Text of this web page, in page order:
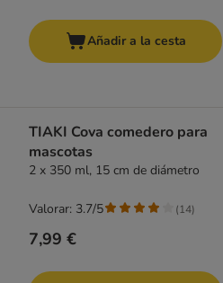
Añadir a la cesta
TIAKI Cova comedero para
mascotas
2 x 350 ml, 15 cm de diámetro
7,99 €
Valorar: 3.7/5 (14)